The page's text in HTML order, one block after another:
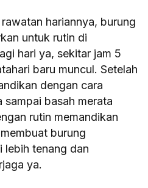
hariannya, burung
untuk rutin di
hari ya, sekitar jam 5
baru muncul. Setelah
dengan cara
sampai basah merata
rutin memandikan
burung
lebih tenang dan
ya.